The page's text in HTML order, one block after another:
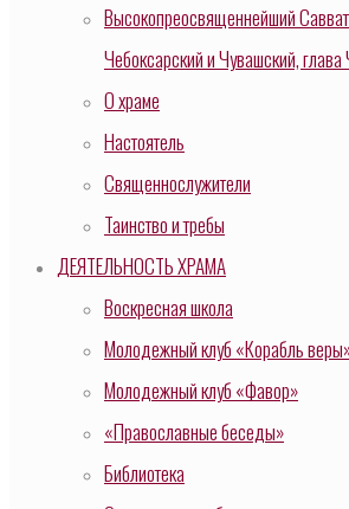
Высокопреосвященнейший
Чебоксарский и Чувашский,
О храме
Настоятель
Священнослужители
Таинство и требы
ДЕЯТЕЛЬНОСТЬ ХРАМА
Воскресная школа
Молодежный клуб «Корабль
Молодежный клуб «Фавор»
«Православные беседы»
Библиотека